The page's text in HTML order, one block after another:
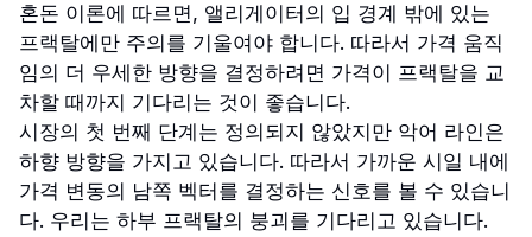
혼돈 이론에 따르면, 앨리게이터의 입 경계 밖에 있는
프랙탈에만 주의를 기울여야 합니다. 따라서 가격 움직
임의 더 우세한 방향을 결정하려면 가격이 프랙탈을 교
차할 때까지 기다리는 것이 좋습니다.
시장의 첫 번째 단계는 정의되지 않았지만 악어 라인은
하향 방향을 가지고 있습니다. 따라서 가까운 시일 내에
가격 변동의 남쪽 벡터를 결정하는 신호를 볼 수 있습니
다. 우리는 하부 프랙탈의 붕괴를 기다리고 있습니다.